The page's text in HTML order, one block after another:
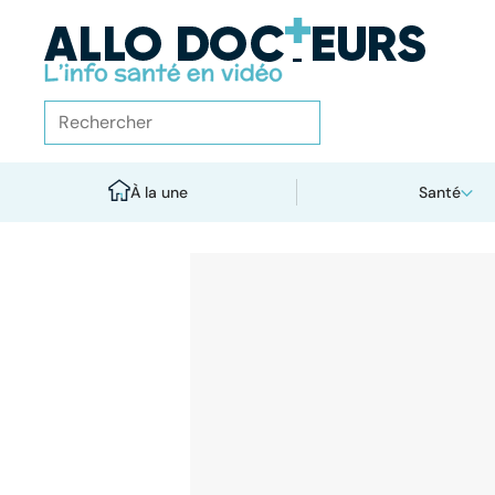
À la une Santé